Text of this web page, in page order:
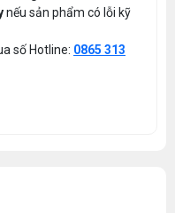
nếu sản phẩm có lỗi kỹ
số Hotline: 0865 313